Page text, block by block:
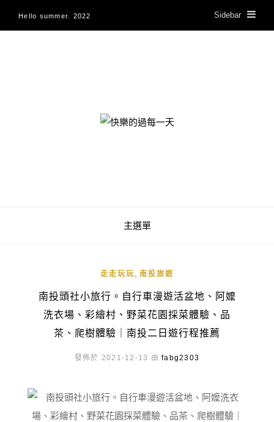
Hello summer. 2022 Sidebar
快樂的過每一天
主選單
走走玩玩 南投旅遊
南投頭社小旅行。自行車漫遊活盆地、阿嬤
洗衣場、彩繪村、野菜花園採菜體驗、品
茶、爬樹體驗｜南投二日遊行程推薦
發佈於 2021-12-13 由fabg2303